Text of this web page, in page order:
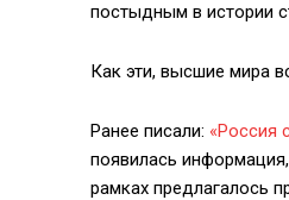
постыдным в истории
Как эти, высшие мира
Ранее писали: «Россия
появилась
рамках предлагалось